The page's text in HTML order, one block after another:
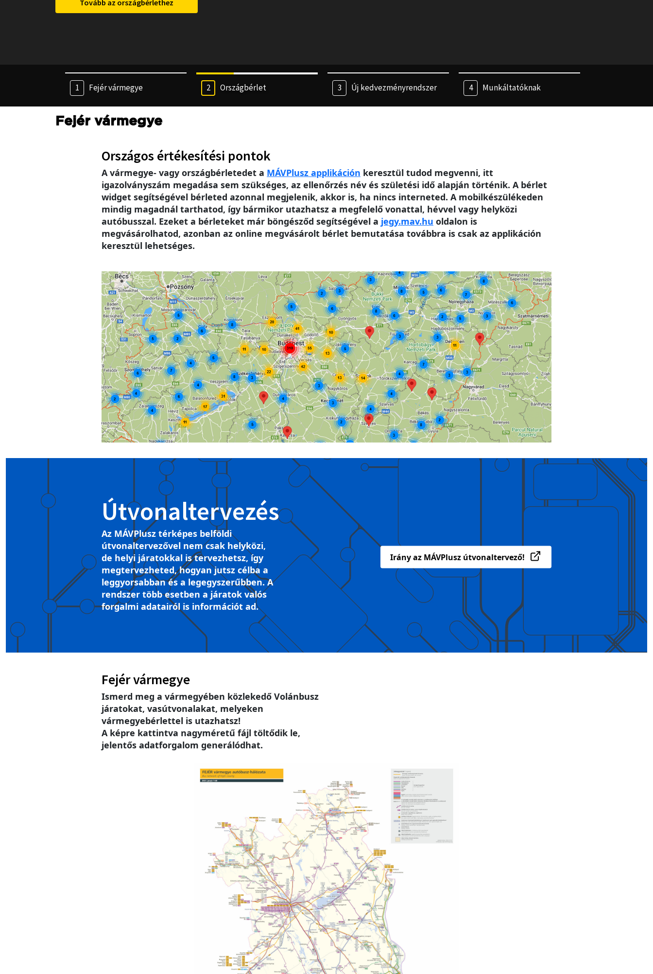
Tovább az országbérlethez
Fejér vármegye Országbérlet Új kedvezményrendszer Munkáltatóknak
Fejér vármegye
Országos értékesítési pontok
A vármegye- vagy országbérletedet a MÁVPlusz applikáción keresztül tudod megvenni, itt
igazolványszám megadása sem szükséges, az ellenőrzés név és születési idő alapján történik. A bérlet
widget segítségével bérleted azonnal megjelenik, akkor is, ha nincs interneted. A mobilkészülékeden
mindig magadnál tarthatod, így bármikor utazhatsz a megfelelő vonattal, hévvel vagy helyközi
autóbusszal. Ezeket a bérleteket már böngésződ segítségével a jegy.mav.hu oldalon is
megvásárolhatod, azonban az online megvásárolt bérlet bemutatása továbbra is csak az applikáción
keresztül lehetséges.
Image
Útvonaltervezés
Az MÁVPlusz térképes belföldi
útvonaltervezővel nem csak helyközi,
de helyi járatokkal is tervezhetsz, így
megtervezheted, hogyan jutsz célba a
leggyorsabban és a legegyszerűbben. A
rendszer több esetben a járatok valós
forgalmi adatairól is információt ad.
Irány az MÁVPlusz útvonaltervező!
Fejér vármegye
Ismerd meg a vármegyében közlekedő Volánbusz
járatokat, vasútvonalakat, melyeken
vármegyebérlettel is utazhatsz!
A képre kattintva nagyméretű fájl töltődik le,
jelentős adatforgalom generálódhat.
Image